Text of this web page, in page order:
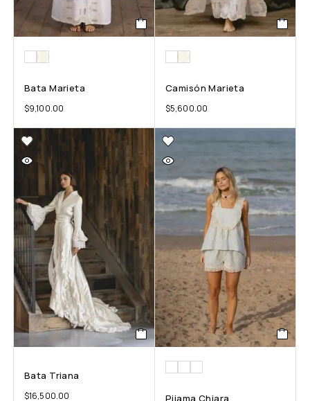
Bata Marieta
$9,100.00
Camisón Marieta
$5,600.00
Bata Triana
$16,500.00 Pijama Chiara